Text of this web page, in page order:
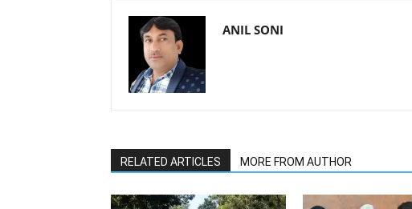
ANIL SONI
RELATED ARTICLES MORE FROM AUTHOR